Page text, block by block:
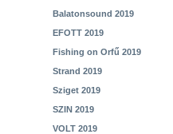
Balatonsound 2019
EFOTT 2019
Fishing on Orfű 2019
Strand 2019
Sziget 2019
SZIN 2019
VOLT 2019